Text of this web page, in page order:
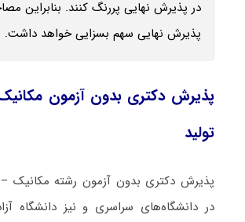
در پذیرش نهایی پررنگ کنند. بنابراین
پذیرش نهایی سهم بسزایی خواهد داشت.
پذیرش دکتری بدون آزمون
تولید
پذیرش دکتری بدون آزمون رشته مکانیک
در دانشگاه‌های سراسری و نیز دانشگاه